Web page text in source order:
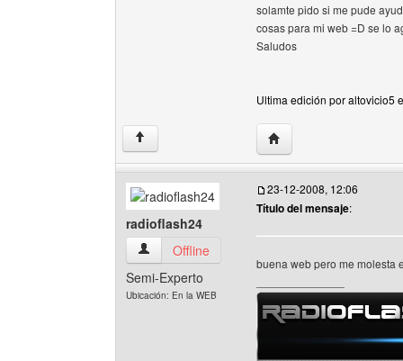
solamte pido si me pude
cosas para mi web =D se lo
Saludos
Ultima edición por altovicio5
↑ Visitar sitio web del
radioflash24
radioflash24 Ver perfil del usuario
Offline
Semi-Experto
Ubicación: En la WEB
23-12-2008, 12:06
Título del mensaje:
buena web pero me molesta